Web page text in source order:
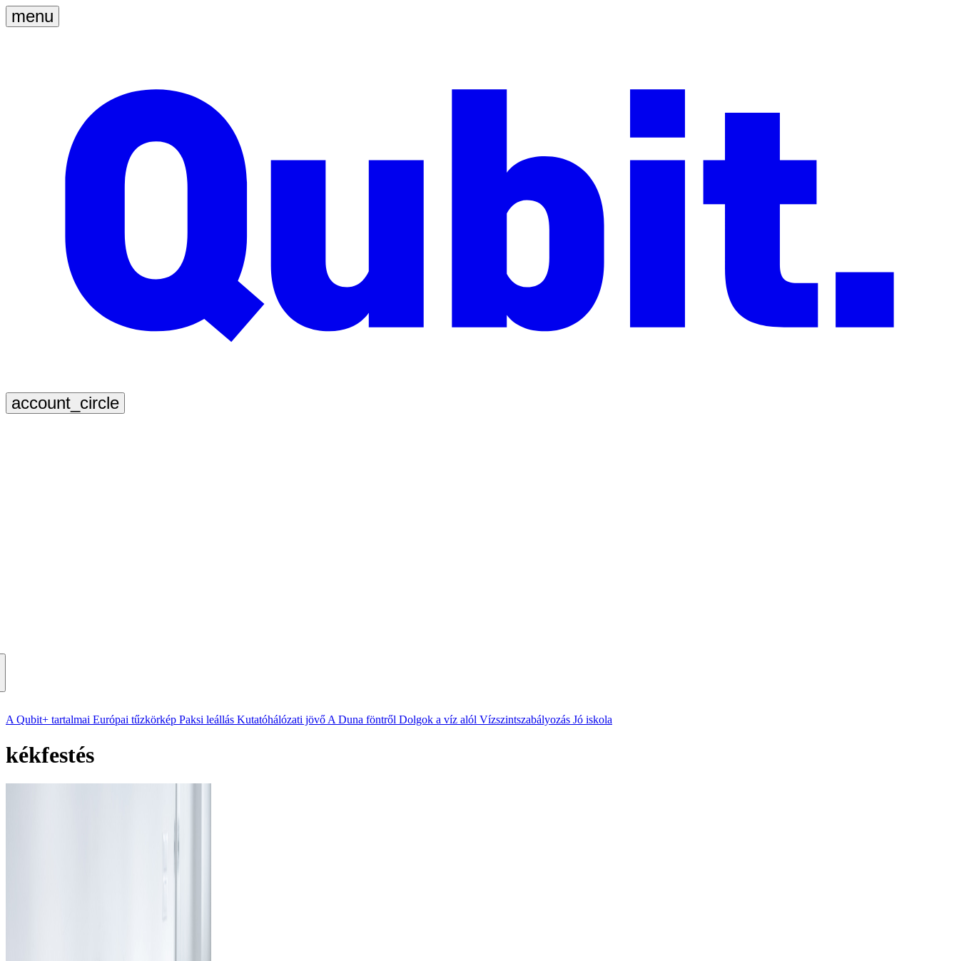
A Qubit+ tartalmai Európai tűzkörkép Paksi leállás Kutatóhálózati jövő A Duna föntről Dolgok a víz alól Vízszintszabályozás Jó iskola
kékfestés